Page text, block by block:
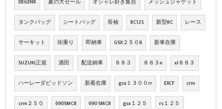
DEGENR 夏の大セール オシャレ好き集合 メッシュジャケット
タンクバッグ シートバッグ 長袖 RC125 新型RC レース
サーキット 街乗り 即納車 GSX２５０R 新車在庫
SUZUKI正規 酒田 配送納車 ８８３ ８８３n xl８８３
ハーレーダビッドソン 新着在庫 gsx１３００rr EXCF crm
crm２５０ 690SMCR 690 SMCR gsx１２５ rs１２５